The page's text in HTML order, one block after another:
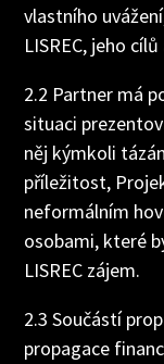
vlastního
LISREC, jeho
2.2 Partner má
situaci
něj kýmkoli
příležitost,
neformálním
osobami, které
LISREC zájem.
2.3 Součástí
propagace